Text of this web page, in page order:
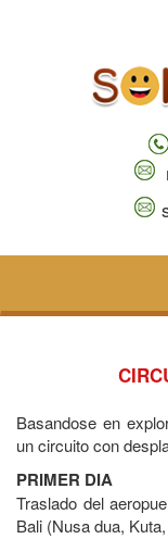
Basandose en
un circuito con
PRIMER DIA
Traslado del
Bali (Nusa dua,